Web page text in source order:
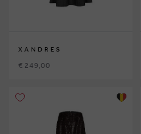
XANDRES
€ 249,00